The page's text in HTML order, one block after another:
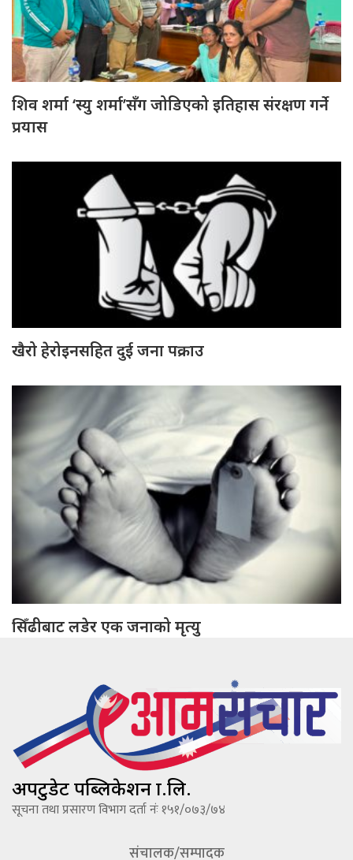
शिव शर्मा ‘स्यु शर्मा’सँग जोडिएको इतिहास संरक्षण गर्ने
प्रयास
खैरो हेरोइनसहित दुई जना पक्राउ
सिँढीबाट लडेर एक जनाको मृत्यु
अपटुडेट पब्लिकेशन प्रा.लि.
सूचना तथा प्रसारण विभाग दर्ता नंः १५१/०७३/७४
संचालक/सम्पादक